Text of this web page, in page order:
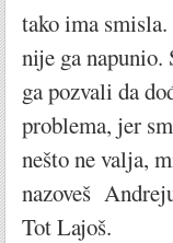
tako ima
nije ga
ga pozvali da
problema, jer
nešto ne valja,
nazoveš
Tot Lajoš.